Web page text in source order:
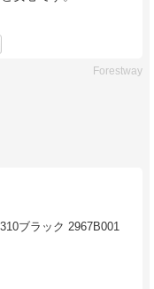
Forestway
ブラック 2967B001